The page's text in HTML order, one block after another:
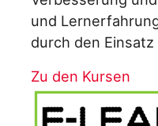
und
durch den
Zu den Kursen